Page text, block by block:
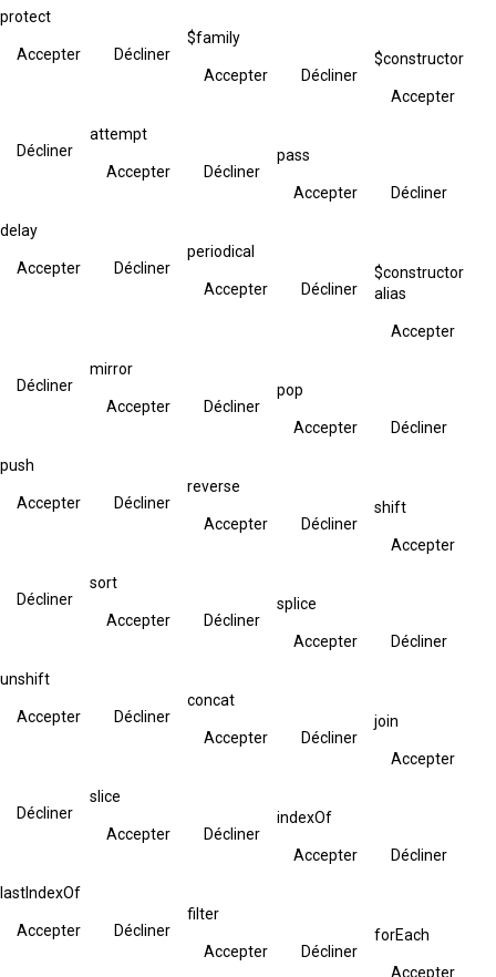
protect
Accepter Décliner
$family
Accepter Décliner
$constructor
Accepter
Décliner
attempt
Accepter Décliner
pass
Accepter Décliner
delay
Accepter Décliner
periodical
Accepter Décliner
$constructor
alias
Accepter
Décliner
mirror
Accepter Décliner
pop
Accepter Décliner
push
Accepter Décliner
reverse
Accepter Décliner
shift
Accepter
Décliner
sort
Accepter Décliner
splice
Accepter Décliner
unshift
Accepter Décliner
concat
Accepter Décliner
join
Accepter
Décliner
slice
Accepter Décliner
indexOf
Accepter Décliner
lastIndexOf
Accepter Décliner
filter
Accepter Décliner
forEach
Accepter